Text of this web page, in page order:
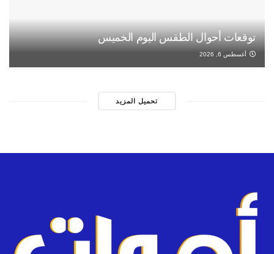
توقعات أحوال الطقس اليوم الخميس
أغسطس 6, 2026
تحميل المزيد